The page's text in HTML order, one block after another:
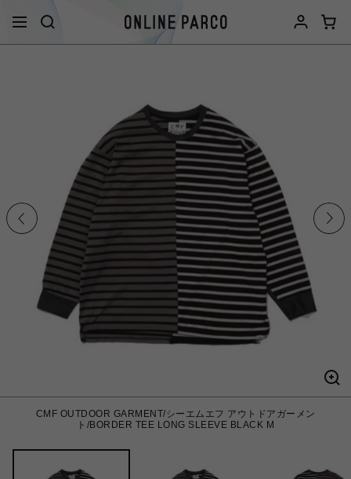
CMF OUTDOOR GARMENT/シーエムエフ アウトドアガーメン
ト/BORDER TEE LONG SLEEVE BLACK M